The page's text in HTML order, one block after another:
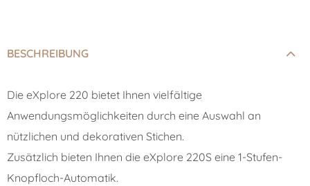
BESCHREIBUNG
Die eXplore 220 bietet Ihnen vielfältige
Anwendungsmöglichkeiten durch eine Auswahl an
nützlichen und dekorativen Stichen.
Zusätzlich bieten Ihnen die eXplore 220S eine 1-Stufen-
Knopfloch-Automatik.